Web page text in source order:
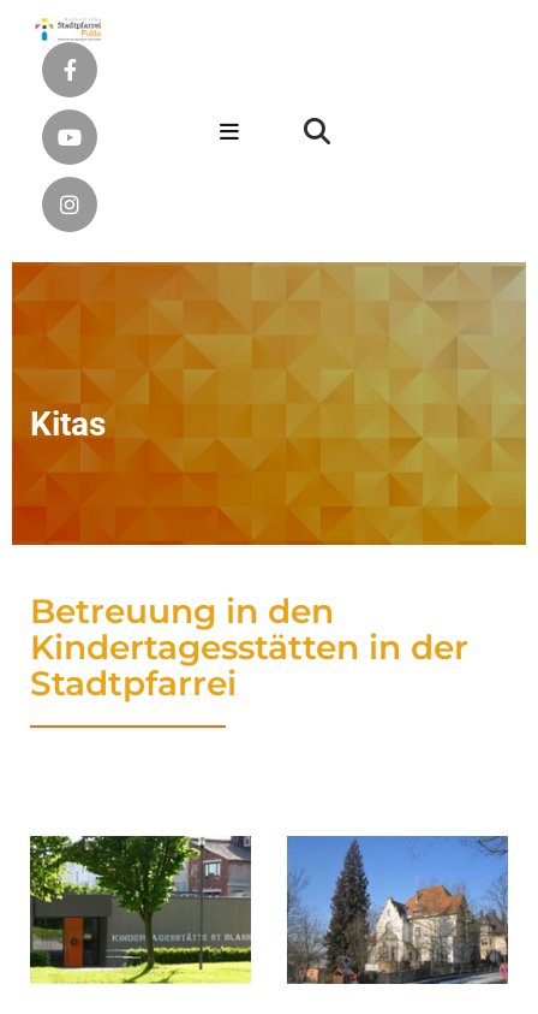
Kitas
Betreuung in den
Kindertagesstätten in der
Stadtpfarrei